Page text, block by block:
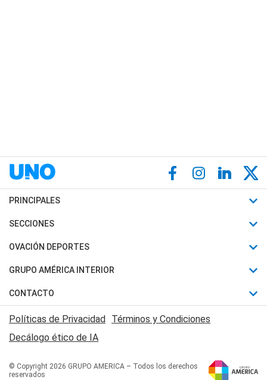
PRINCIPALES
Últimas Noticias
Política
Judiciales
Economia
SECCIONES
Horóscopo
Motores
Trucos caseros
Series y Películas
Edictos y Solicitadas
OVACIÓN DEPORTES
Fútbol
Mundial
Automovilismo
Rugby
Básquet
GRUPO AMÉRICA INTERIOR
Canal 7 en Vivo
San Juan 8
CONTACTO
Acerca de Nosotros
Contactanos
Políticas de Privacidad Términos y Condiciones
Decálogo ético de IA
© Copyright 2026 GRUPO AMERICA – Todos los derechos
reservados